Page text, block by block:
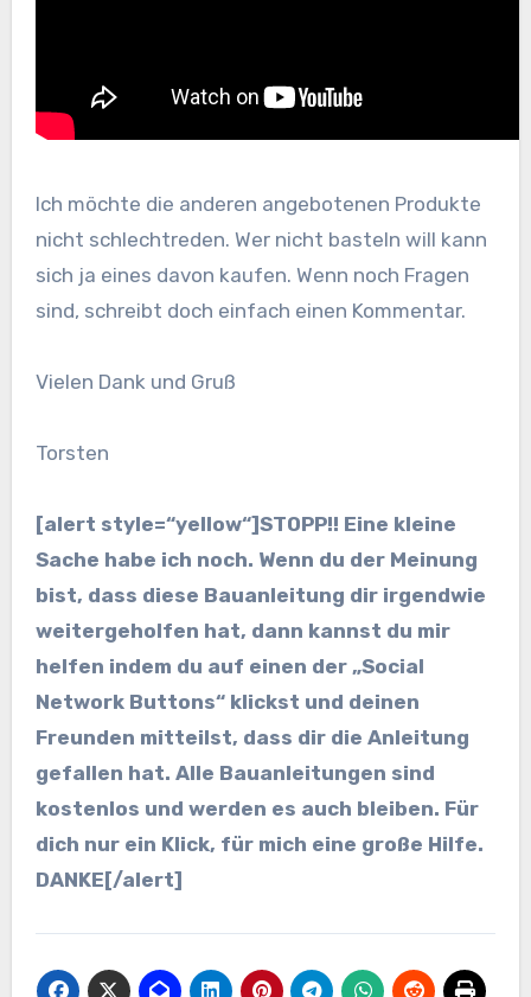
Ich möchte die anderen angebotenen Produkte
nicht schlechtreden. Wer nicht basteln will kann
sich ja eines davon kaufen. Wenn noch Fragen
sind, schreibt doch einfach einen Kommentar.
Vielen Dank und Gruß
Torsten
[alert style=“yellow“] STOPP!! Eine kleine
Sache habe ich noch. Wenn du der Meinung
bist, dass diese Bauanleitung dir irgendwie
weitergeholfen hat, dann kannst du mir
helfen indem du auf einen der „Social
Network Buttons“ klickst und deinen
Freunden mitteilst, dass dir die Anleitung
gefallen hat. Alle Bauanleitungen sind
kostenlos und werden es auch bleiben. Für
dich nur ein Klick, für mich eine große Hilfe.
DANKE [/alert]